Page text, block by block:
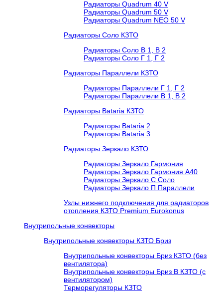
Радиаторы Quadrum 40 V
Радиаторы Quadrum 50 V
Радиаторы Quadrum NEO 50 V
Радиаторы Соло КЗТО
Радиаторы Соло В 1, В 2
Радиаторы Соло Г 1, Г 2
Радиаторы Параллели КЗТО
Радиаторы Параллели Г 1, Г 2
Радиаторы Параллели В 1, В 2
Радиаторы Bataria КЗТО
Радиаторы Bataria 2
Радиаторы Bataria 3
Радиаторы Зеркало КЗТО
Радиаторы Зеркало Гармония
Радиаторы Зеркало Гармония А40
Радиаторы Зеркало С Соло
Радиаторы Зеркало П Параллели
Узлы нижнего подключения для радиаторов
отопления КЗТО Premium Eurokonus
Внутрипольные конвекторы
Внутрипольные конвекторы КЗТО Бриз
Внутрипольные конвекторы Бриз КЗТО (без
вентилятора)
Внутрипольные конвекторы Бриз В КЗТО (с
вентилятором)
Терморегуляторы КЗТО